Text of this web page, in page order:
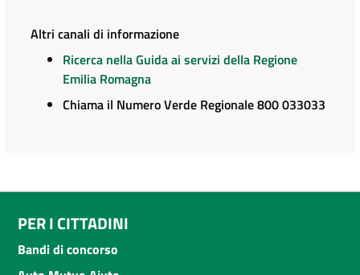
Altri canali di informazione
Ricerca nella Guida ai servizi della Regione
Emilia Romagna
Chiama il Numero Verde Regionale 800 033033
PER I CITTADINI
Bandi di concorso